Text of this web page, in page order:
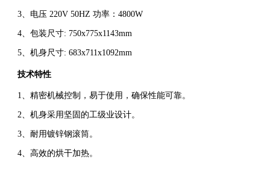
3、 电压 220V 50HZ 功率：4800W
4、 包装尺寸: 750x775x1143mm
5、 机身尺寸: 683x711x1092mm
技术特性
1、精密机械控制，易于使用，确保性能可靠。
2、机身采用坚固的工级业设计。
3、耐用镀锌钢滚筒。
4、高效的烘干加热。